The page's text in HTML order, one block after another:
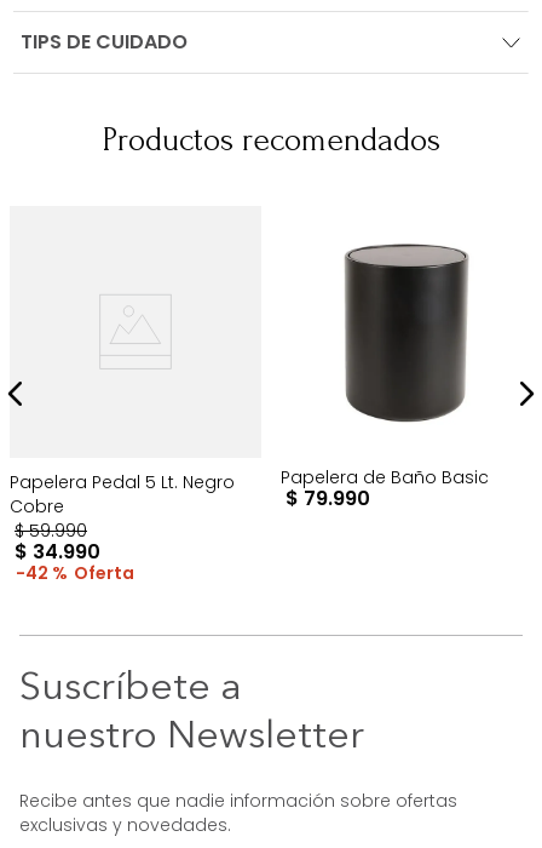
TIPS DE CUIDADO
Productos recomendados
Papelera Pedal 5 Lt. Negro
Cobre
$ 59.990
$ 34.990
42 %
Papelera de Baño Basic
$ 79.990
Suscríbete a
nuestro Newsletter
Recibe antes que nadie información sobre ofertas
exclusivas y novedades.